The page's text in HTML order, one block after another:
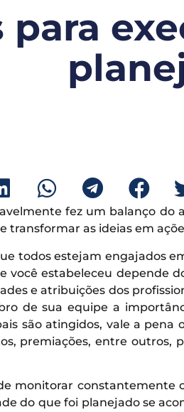
para
fez um balanço
transformar as ideias em
todos estejam engajados
você estabeleceu depende
e atribuições dos
de sua equipe a
são atingidos, vale a
premiações, entre outros,
monitorar constantemente
do que foi planejado se